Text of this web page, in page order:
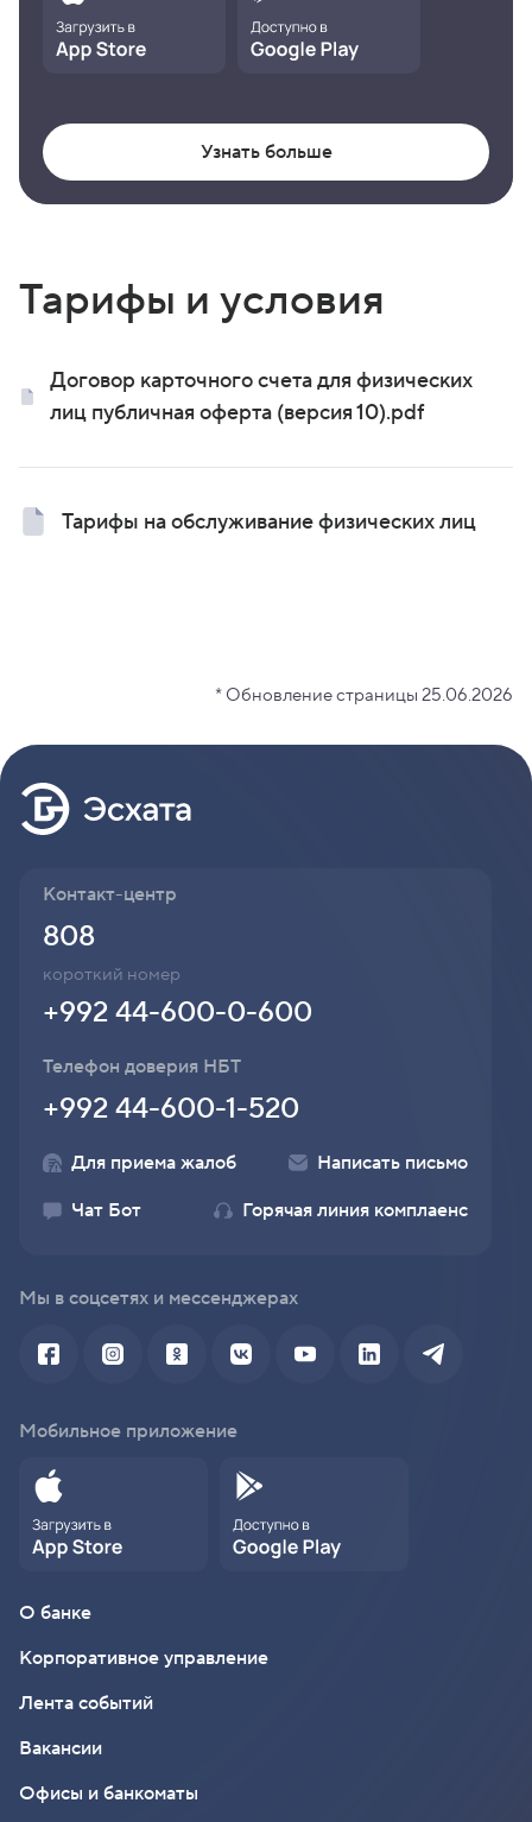
Узнать больше
Тарифы и условия
Договор карточного счета для физических
лиц публичная оферта (версия 10).pdf
Тарифы на обслуживание физических лиц
* Обновление страницы 25.06.2026
Контакт-центр
короткий номер
808
+992 44-600-0-600
Телефон доверия НБТ
+992 44-600-1-520
Для приема жалоб
Написать письмо
Чат Бот
Горячая линия комплаенс
Мы в соцсетях и мессенджерах
Мобильное приложение
О банке
Корпоративное управление
Лента событий
Вакансии
Офисы и банкоматы